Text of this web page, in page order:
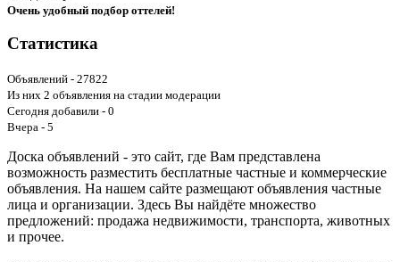
Очень удобный подбор оттелей!
Статистика
Объявлений - 27822
Из них 2 объявления на стадии модерации
Сегодня добавили - 0
Вчера - 5
Доска объявлений - это сайт, где Вам представлена
возможность разместить бесплатные частные и коммерческие
объявления. На нашем сайте размещают объявления частные
лица и организации. Здесь Вы найдёте множество
предложений: продажа недвижимости, транспорта, животных
и прочее.